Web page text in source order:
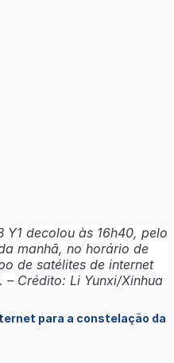
Y1 decolou às 16h40, pelo
manhã, no horário de
de satélites de internet
Crédito: Li Yunxi/Xinhua
para a constelação da